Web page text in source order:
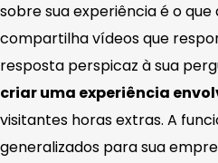
sobre sua experiência é o
compartilha vídeos que
resposta perspicaz à sua
criar uma experiência
visitantes horas extras. A
generalizados para sua